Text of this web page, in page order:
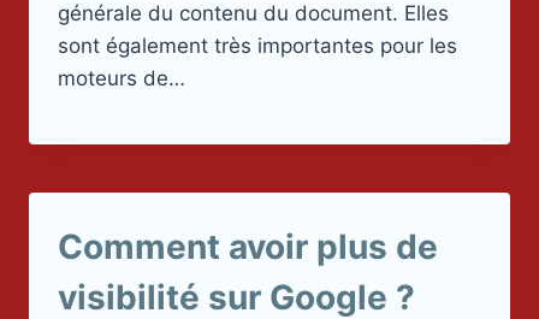
générale du contenu du document. Elles
sont également très importantes pour les
moteurs de…
Comment avoir plus de
visibilité sur Google ?